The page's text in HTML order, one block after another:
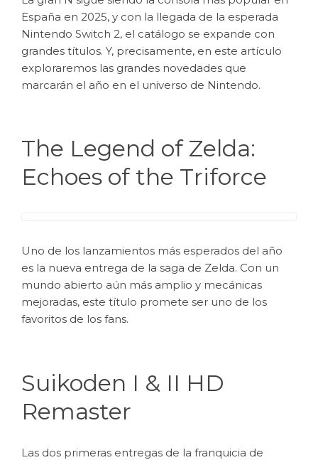
España en 2025, y con la llegada de la esperada
Nintendo Switch 2, el catálogo se expande con
grandes títulos. Y, precisamente, en este artículo
exploraremos las grandes novedades que
marcarán el año en el universo de Nintendo.
The Legend of Zelda:
Echoes of the Triforce
Uno de los lanzamientos más esperados del año
es la nueva entrega de la saga de Zelda. Con un
mundo abierto aún más amplio y mecánicas
mejoradas, este título promete ser uno de los
favoritos de los fans.
Suikoden I & II HD
Remaster
Las dos primeras entregas de la franquicia de